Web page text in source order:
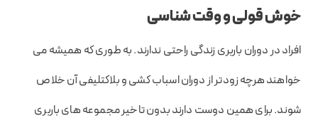
خوش قولی و وقت شناسی
افراد در دوران باربری زندگی راحتی ندارند. به طوری که همیشه می
خواهند هرچه زودتر از دوران اسباب کشی و بلاکتلیفی آن خلاص
شوند. برای همین دوست دارند بدون تاخیر مجموعه های باربری